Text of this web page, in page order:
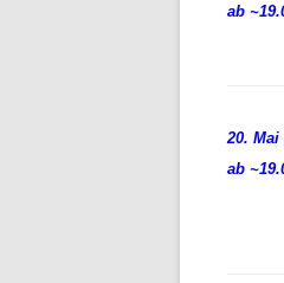
ab
20.
ab